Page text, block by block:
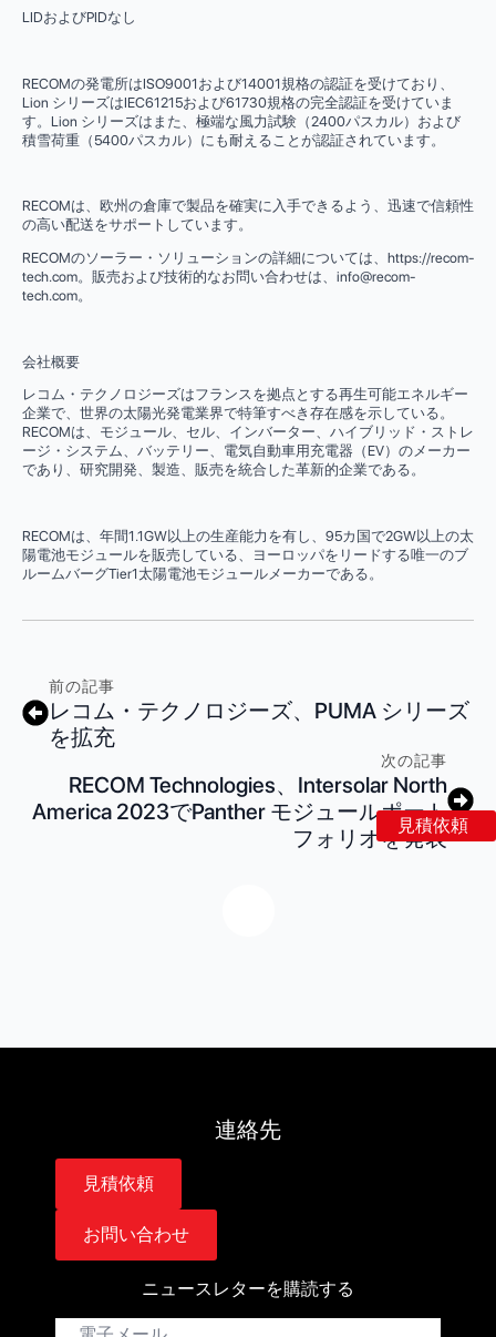
見積依頼
LIDおよびPIDなし
RECOMの発電所はISO9001および14001規格の認証を受けており、
Lion シリーズはIEC61215および61730規格の完全認証を受けていま
す。Lion シリーズはまた、極端な風力試験（2400パスカル）および
積雪荷重（5400パスカル）にも耐えることが認証されています。
RECOMは、欧州の倉庫で製品を確実に入手できるよう、迅速で信頼性
の高い配送をサポートしています。
RECOMのソーラー・ソリューションの詳細については、https://recom-
tech.com。販売および技術的なお問い合わせは、 info@recom-
tech.com。
会社概要
レコム・テクノロジーズはフランスを拠点とする再生可能エネルギー
企業で、世界の太陽光発電業界で特筆すべき存在感を示している。
RECOMは、モジュール、セル、インバーター、ハイブリッド・ストレ
ージ・システム、バッテリー、電気自動車用充電器（EV）のメーカー
であり、研究開発、製造、販売を統合した革新的企業である。
RECOMは、年間1.1GW以上の生産能力を有し、95カ国で2GW以上の太
陽電池モジュールを販売している、ヨーロッパをリードする唯一のブ
ルームバーグTier1太陽電池モジュールメーカーである。
前の記事
レコム・テクノロジーズ、PUMA シリーズ
を拡充
次の記事
RECOM Technologies、Intersolar North
America 2023でPanther モジュールポート
フォリオを発表
連絡先
見積依頼
お問い合わせ
ニュースレターを購読する
E